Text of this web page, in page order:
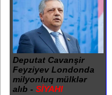
Deputat Cavanşir
Feyziyev Londonda
milyonluq mülklər
alıb - SİYAHI